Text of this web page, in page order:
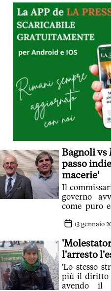
Bagnoli vs
passo
macerie'
Il
governo
come puro
13 gennaio
l'arresto
'Lo stesso
più il diritto
avendo il